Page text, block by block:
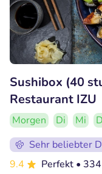
Sushibox (40
Restaurant IZU
Morgen Di Mi
Sehr beliebter
9.4
Perfekt •